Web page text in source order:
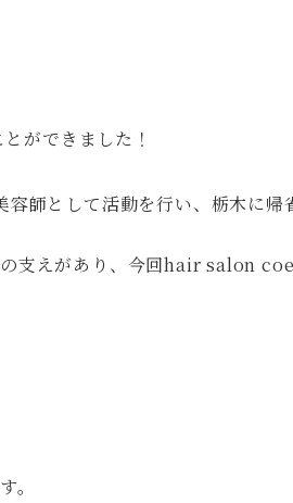
ができました！
師として活動を行い、栃木に帰
支えがあり、今回hair salon
。